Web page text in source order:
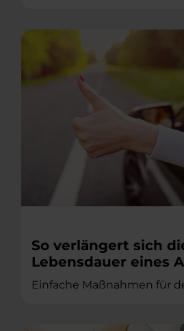
So verlängert sich
Lebensdauer eines
Einfache Maßnahmen für